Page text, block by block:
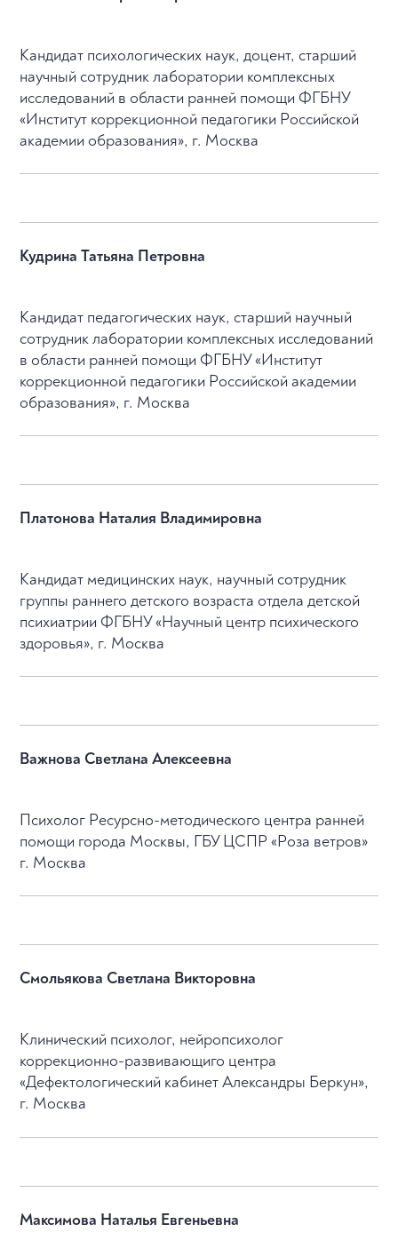
Кандидат психологических наук, доцент, старший
научный сотрудник лаборатории комплексных
исследований в области ранней помощи ФГБНУ
«Институт коррекционной педагогики Российской
академии образования», г. Москва
Кудрина Татьяна Петровна
Кандидат педагогических наук, старший научный
сотрудник лаборатории комплексных исследований
в области ранней помощи ФГБНУ «Институт
коррекционной педагогики Российской академии
образования», г. Москва
Платонова Наталия Владимировна
Кандидат медицинских наук, научный сотрудник
группы раннего детского возраста отдела детской
психиатрии ФГБНУ «Научный центр психического
здоровья», г. Москва
Важнова Светлана Алексеевна
Психолог Ресурсно-методического центра ранней
помощи города Москвы, ГБУ ЦСПР «Роза ветров»
г. Москва
Смольякова Светлана Викторовна
Клинический психолог, нейропсихолог
коррекционно-развивающиго центра
«Дефектологический кабинет Александры Беркун»,
г. Москва
Максимова Наталья Евгеньевна